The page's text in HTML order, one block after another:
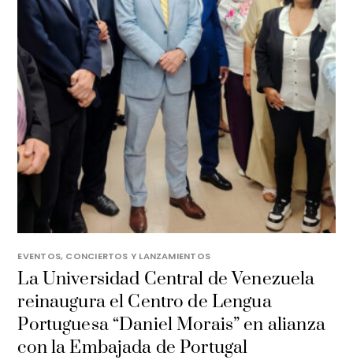
EVENTOS, CONCIERTOS Y LANZAMIENTOS
La Universidad Central de Venezuela
reinaugura el Centro de Lengua
Portuguesa “Daniel Morais” en alianza
con la Embajada de Portugal